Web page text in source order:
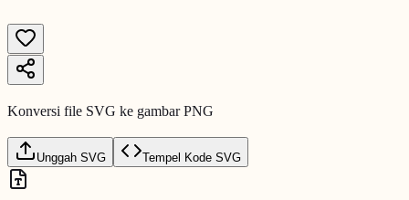
Konversi file SVG ke gambar PNG
Unggah SVG Tempel Kode SVG